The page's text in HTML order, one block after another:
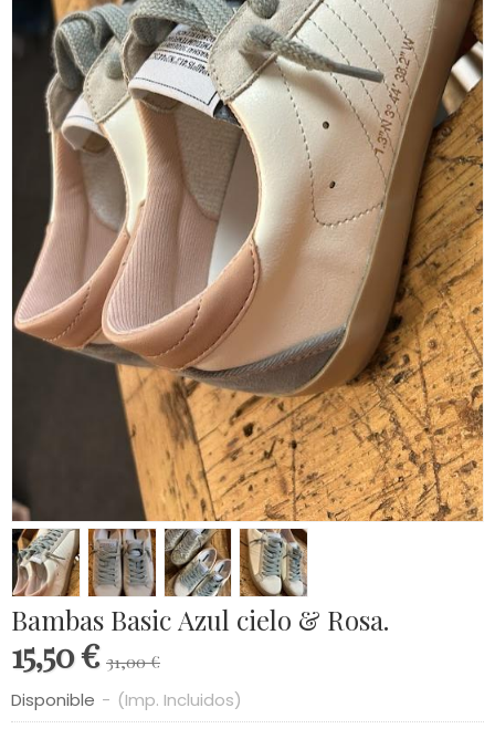
Bambas Basic Azul cielo & Rosa.
15,50 € 31,00 €
Disponible - (Imp. Incluidos)